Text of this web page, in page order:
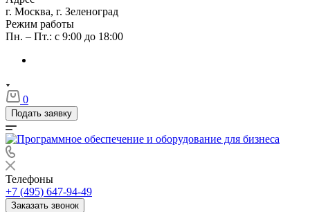
г. Москва, г. Зеленоград
Режим работы
Пн. – Пт.: с 9:00 до 18:00
0
Подать заявку
Телефоны
+7 (495) 647-94-49
Заказать звонок